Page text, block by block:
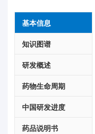
基本信息
知识图谱
研发概述
药物生命周期
中国研发进度
药品说明书